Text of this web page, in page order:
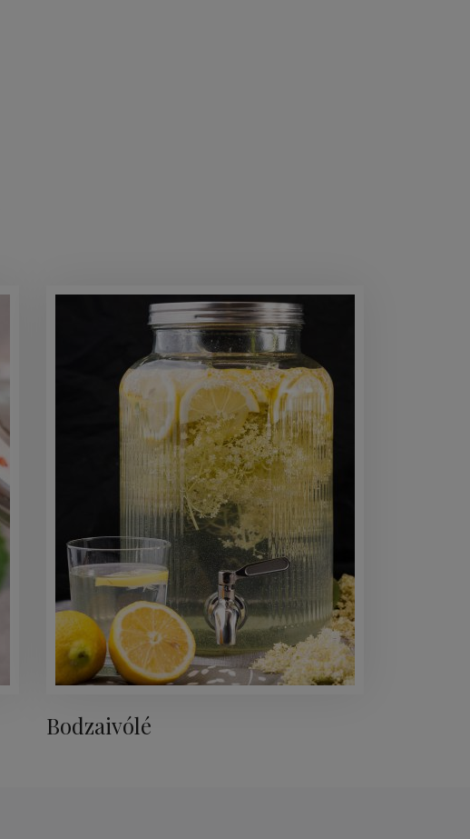
Bodzaivólé